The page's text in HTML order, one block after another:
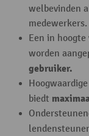
welbevinden
medewerkers.
Een in
worden
gebruiker.
biedt